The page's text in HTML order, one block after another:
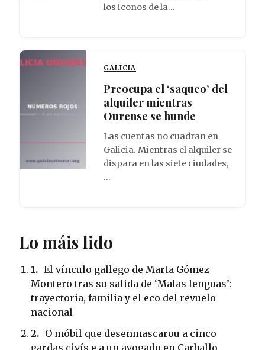
los iconos de la…
GALICIA
Preocupa el ‘saqueo’ del
alquiler mientras
Ourense se hunde
Las cuentas no cuadran en
Galicia. Mientras el alquiler se
dispara en las siete ciudades,
…
Lo máis lido
1. El vínculo gallego de Marta Gómez
Montero tras su salida de ‘Malas lenguas’:
trayectoria, familia y el eco del revuelo
nacional
2. O móbil que desenmascarou a cinco